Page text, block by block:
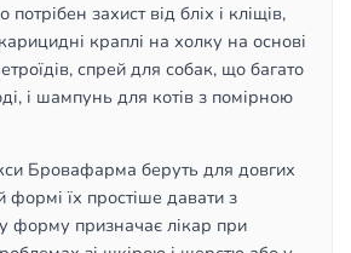
захист від бліх і кліщів,
краплі на холку на основі
спрей для собак, що багато
і шампунь для котів з помірною
Бровафарма беруть для довгих
формі їх простіше давати з
форму призначає лікар при